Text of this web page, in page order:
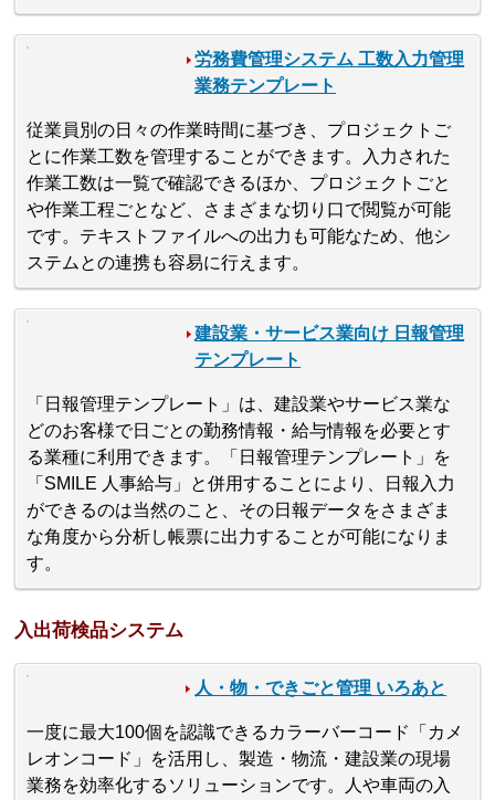
労務費管理システム 工数入力管理
業務テンプレート
従業員別の日々の作業時間に基づき、プロジェクトご
とに作業工数を管理することができます。入力された
作業工数は一覧で確認できるほか、プロジェクトごと
や作業工程ごとなど、さまざまな切り口で閲覧が可能
です。テキストファイルへの出力も可能なため、他シ
ステムとの連携も容易に行えます。
建設業・サービス業向け 日報管理
テンプレート
「日報管理テンプレート」は、建設業やサービス業な
どのお客様で日ごとの勤務情報・給与情報を必要とす
る業種に利用できます。「日報管理テンプレート」を
「SMILE 人事給与」と併用することにより、日報入力
ができるのは当然のこと、その日報データをさまざま
な角度から分析し帳票に出力することが可能になりま
す。
入出荷検品システム
人・物・できごと管理 いろあと
一度に最大100個を認識できるカラーバーコード「カメ
レオンコード」を活用し、製造・物流・建設業の現場
業務を効率化するソリューションです。人や車両の入